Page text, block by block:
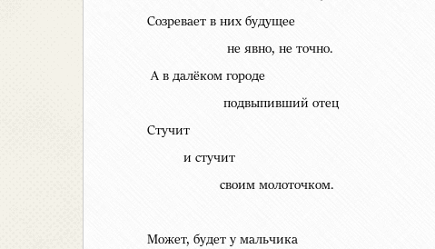
Созревает в них будущее
не явно, не точно.
А в далёком городе
подвыпивший отец
Стучит
и стучит
своим молоточком.
Может, будет у мальчика